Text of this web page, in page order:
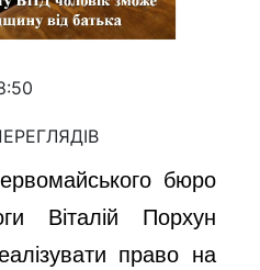
бюро
Віталій Порхун
право на